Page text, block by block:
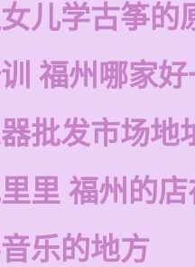
儿学古筝的
福州哪家
批发市场地
里 福州的
乐的地方